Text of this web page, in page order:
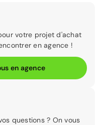
votre projet d'achat
en agence !
en agence
questions ? On vous